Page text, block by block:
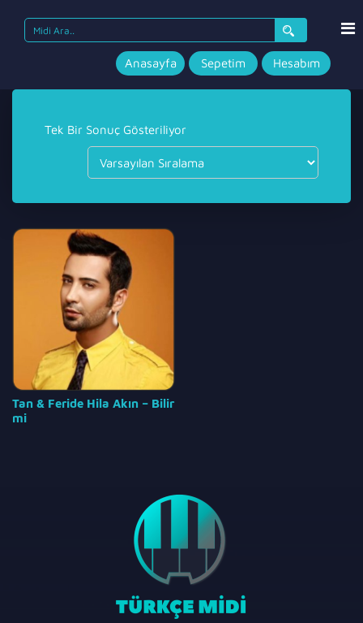
Search
for:
Anasayfa
Sepetim Hesabım
Tek Bir Sonuç Gösteriliyor
Tan & Feride Hila Akın – Bilir
mi